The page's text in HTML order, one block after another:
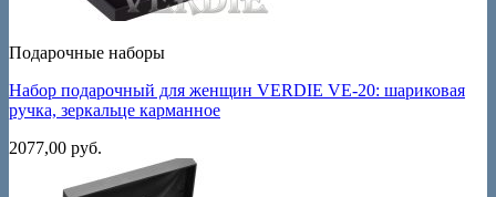
Подарочные наборы
Набор подарочный для женщин VERDIE VE-20: шариковая
ручка, зеркальце карманное
2077,00 руб.